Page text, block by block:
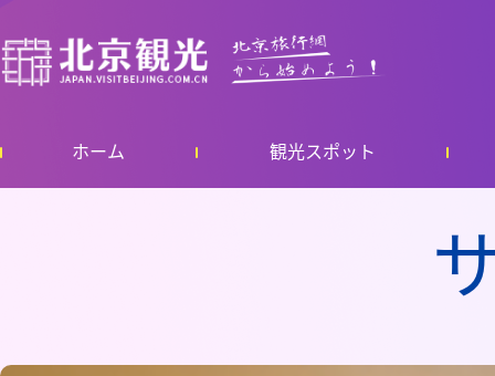
ホーム 観光スポット